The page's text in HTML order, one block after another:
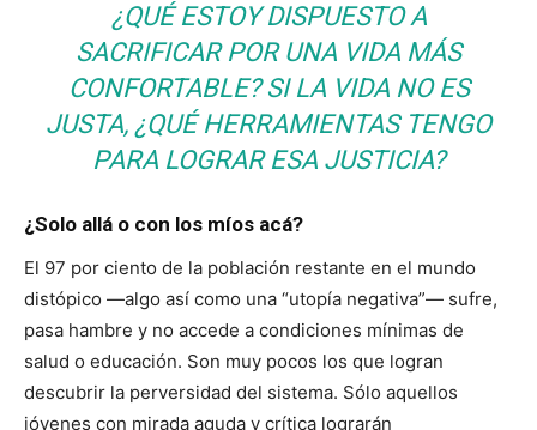
¿QUÉ ESTOY DISPUESTO A
SACRIFICAR POR UNA VIDA MÁS
CONFORTABLE? SI LA VIDA NO ES
JUSTA, ¿QUÉ HERRAMIENTAS TENGO
PARA LOGRAR ESA JUSTICIA?
¿Solo allá o con los míos acá?
El 97 por ciento de la población restante en el mundo
distópico —algo así como una “utopía negativa”— sufre,
pasa hambre y no accede a condiciones mínimas de
salud o educación. Son muy pocos los que logran
descubrir la perversidad del sistema. Sólo aquellos
jóvenes con mirada aguda y crítica lograrán